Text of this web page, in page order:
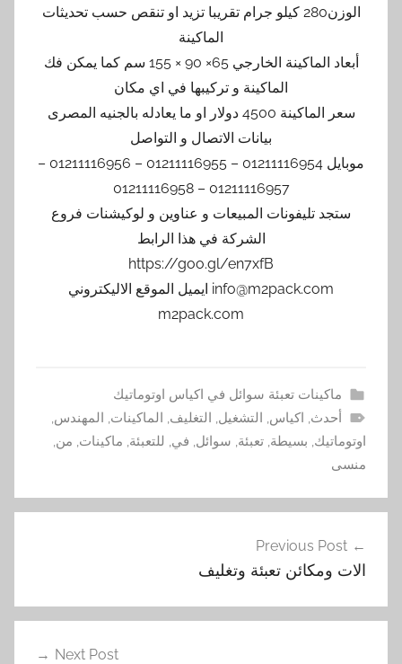
الوزن280 كيلو جرام تقريبا تزيد او تنقص حسب تحديثات
الماكينة
أبعاد الماكينة الخارجي 65× 90 × 155 سم كما يمكن فك
الماكينة و تركيبها في اي مكان
سعر الماكينة 4500 دولار او ما يعادله بالجنيه المصرى
بيانات الاتصال و التواصل
موبايل 01211116954 – 01211116955 – 01211116956 –
01211116957 – 01211116958
ستجد تليفونات المبيعات و عناوين و لوكيشنات فروع
الشركة في هذا الرابط
https://goo.gl/en7xfB
info@m2pack.com ايميل الموقع الاليكتروني
m2pack.com
ماكينات تعبئة سوائل في اكياس اوتوماتيك
أحدث, اكياس, التشغيل, التغليف, الماكينات, المهندس,
اوتوماتيك, بسيطة, تعبئة, سوائل, في, للتعبئة, ماكينات, من,
منسى
المقالات
Previous Post
الات ومكائن تعبئة وتغليف
Next Post